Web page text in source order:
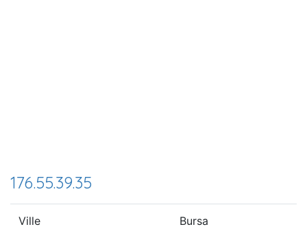
176.55.39.35
Ville Bursa